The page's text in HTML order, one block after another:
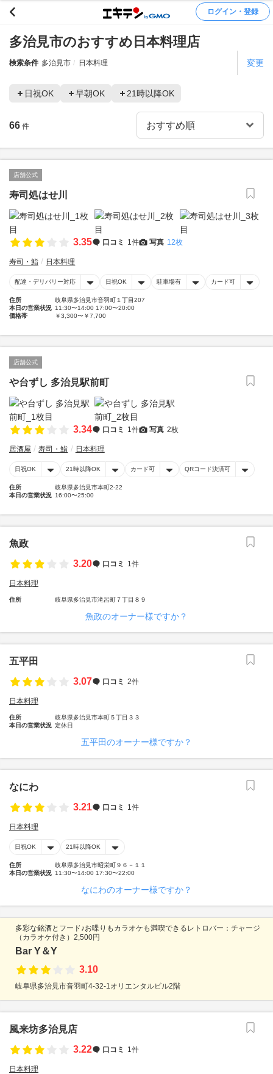
ログイン・登録
多治見市のおすすめ日本料理店
検索条件 多治見市 日本料理 変更
日祝OK 早朝OK 21時以降OK
66 件
店舗公式
寿司処はせ川
3.35 口コミ 1件 写真 12枚
寿司・鮨 日本料理
配達・デリバリー対応 日祝OK 駐車場有 カード可
住所
岐阜県多治見市音羽町１丁目207
本日の営業状況 11:30〜14:00 17:00〜20:00
価格帯
￥3,300〜￥7,700
店舗公式
や台ずし 多治見駅前町
3.34 口コミ 1件 写真 2枚
居酒屋 寿司・鮨 日本料理
日祝OK 21時以降OK カード可 QRコード決済可
住所
岐阜県多治見市本町2-22
本日の営業状況 16:00〜25:00
魚政
3.20
口コミ 1件
日本料理
住所 岐阜県多治見市滝呂町７丁目８９
魚政のオーナー様ですか？
五平田
3.07
口コミ 2件
日本料理
住所
岐阜県多治見市本町５丁目３３
本日の営業状況 定休日
五平田のオーナー様ですか？
なにわ
3.21
口コミ 1件
日本料理
日祝OK 21時以降OK
住所
岐阜県多治見市昭栄町９６－１１
本日の営業状況 11:30〜14:00 17:30〜22:00
なにわのオーナー様ですか？
多彩な銘酒とフード♪お喋りもカラオケも満喫できるレトロバー：チャージ
（カラオケ付き）2,500円
Bar Y＆Y
3.10
岐阜県多治見市音羽町4-32-1オリエンタルビル2階
風来坊多治見店
3.22
口コミ 1件
日本料理